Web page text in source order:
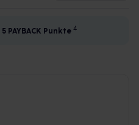
5 PAYBACK Punkte 4